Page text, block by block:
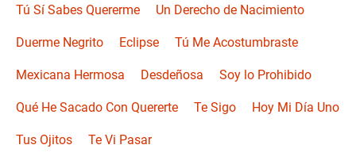
Tú Sí Sabes Quererme Un Derecho de Nacimiento
Duerme Negrito Eclipse Tú Me Acostumbraste
Mexicana Hermosa Desdeñosa Soy lo Prohibido
Qué He Sacado Con Quererte Te Sigo Hoy Mi Día Uno
Tus Ojitos Te Vi Pasar